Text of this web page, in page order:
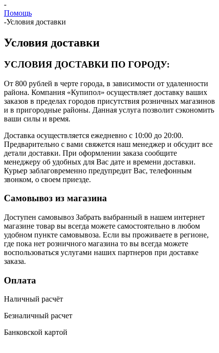
-
Помощь
-Условия доставки
Условия доставки
УСЛОВИЯ ДОСТАВКИ ПО ГОРОДУ:
От 800 рублей в черте города, в зависимости от удаленности
района. Компания «Купипол» осуществляет доставку ваших
заказов в пределах городов присутствия розничных магазинов
и в пригородные районы. Данная услуга позволит сэкономить
ваши силы и время.
Доставка осуществляется ежедневно с 10:00 до 20:00.
Предварительно с вами свяжется наш менеджер и обсудит все
детали доставки. При оформлении заказа сообщите
менеджеру об удобных для Вас дате и времени доставки.
Курьер заблаговременно предупредит Вас, телефонным
звонком, о своем приезде.
Самовывоз из магазина
Доступен самовывоз Забрать выбранный в нашем интернет
магазине товар вы всегда можете самостоятельно в любом
удобном пункте самовывоза. Если вы проживаете в регионе,
где пока нет розничного магазина то вы всегда можете
воспользоваться услугами наших партнеров при доставке
заказа.
Оплата
Наличный расчёт
Безналичный расчет
Банковской картой